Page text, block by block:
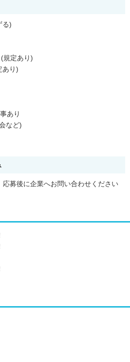
る)
規定あり)
あり)
あり
など)
募後に企業へお問い合わせください